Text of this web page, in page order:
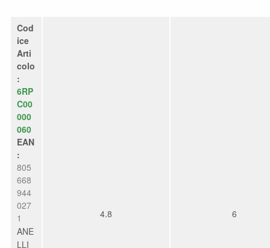
Cod
ice
Arti
colo
:
6RP
C00
000
060
EAN
:
805
668
944
027
1
ANE
LLI
4.8 6